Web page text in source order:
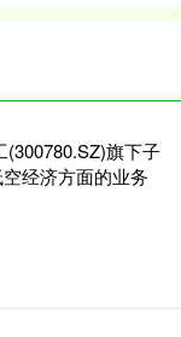
旗下子
经济方面的业务